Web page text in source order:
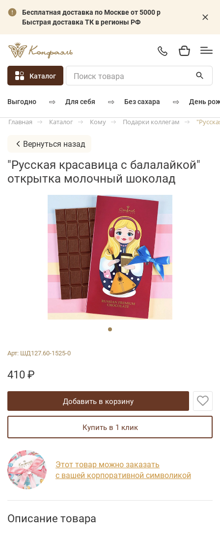
Бесплатная доставка по Москве от 5000 р
Быстрая доставка ТК в регионы РФ
Каталог
выгодно ⇨ для себя ⇨ без сахара ⇨ день
Главная Каталог Кому Подарки коллегам
Вернуться назад
"Русская красавица с балалайкой"
открытка молочный шоколад
Арт: ШД127.60-1525-0
410 ₽
добавить в корзину
купить в 1 клик
Этот товар можно заказать
с вашей корпоративной символикой
Описание товара